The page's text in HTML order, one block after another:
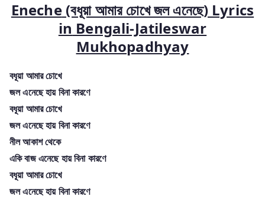
Eneche(বধূয়া আমার চোখে জল এনেছে) Lyrics
in Bengali-Jatileswar
Mukhopadhyay
বধূয়া আমার চোখে
জল এনেছে হায় বিনা কারণে
বধূয়া আমার চোখে
জল এনেছে হায় বিনা কারণে
নীল আকাশ থেকে
একি বাজ এনেছে হায় বিনা কারণে
বধূয়া আমার চোখে
জল এনেছে হায় বিনা কারণে